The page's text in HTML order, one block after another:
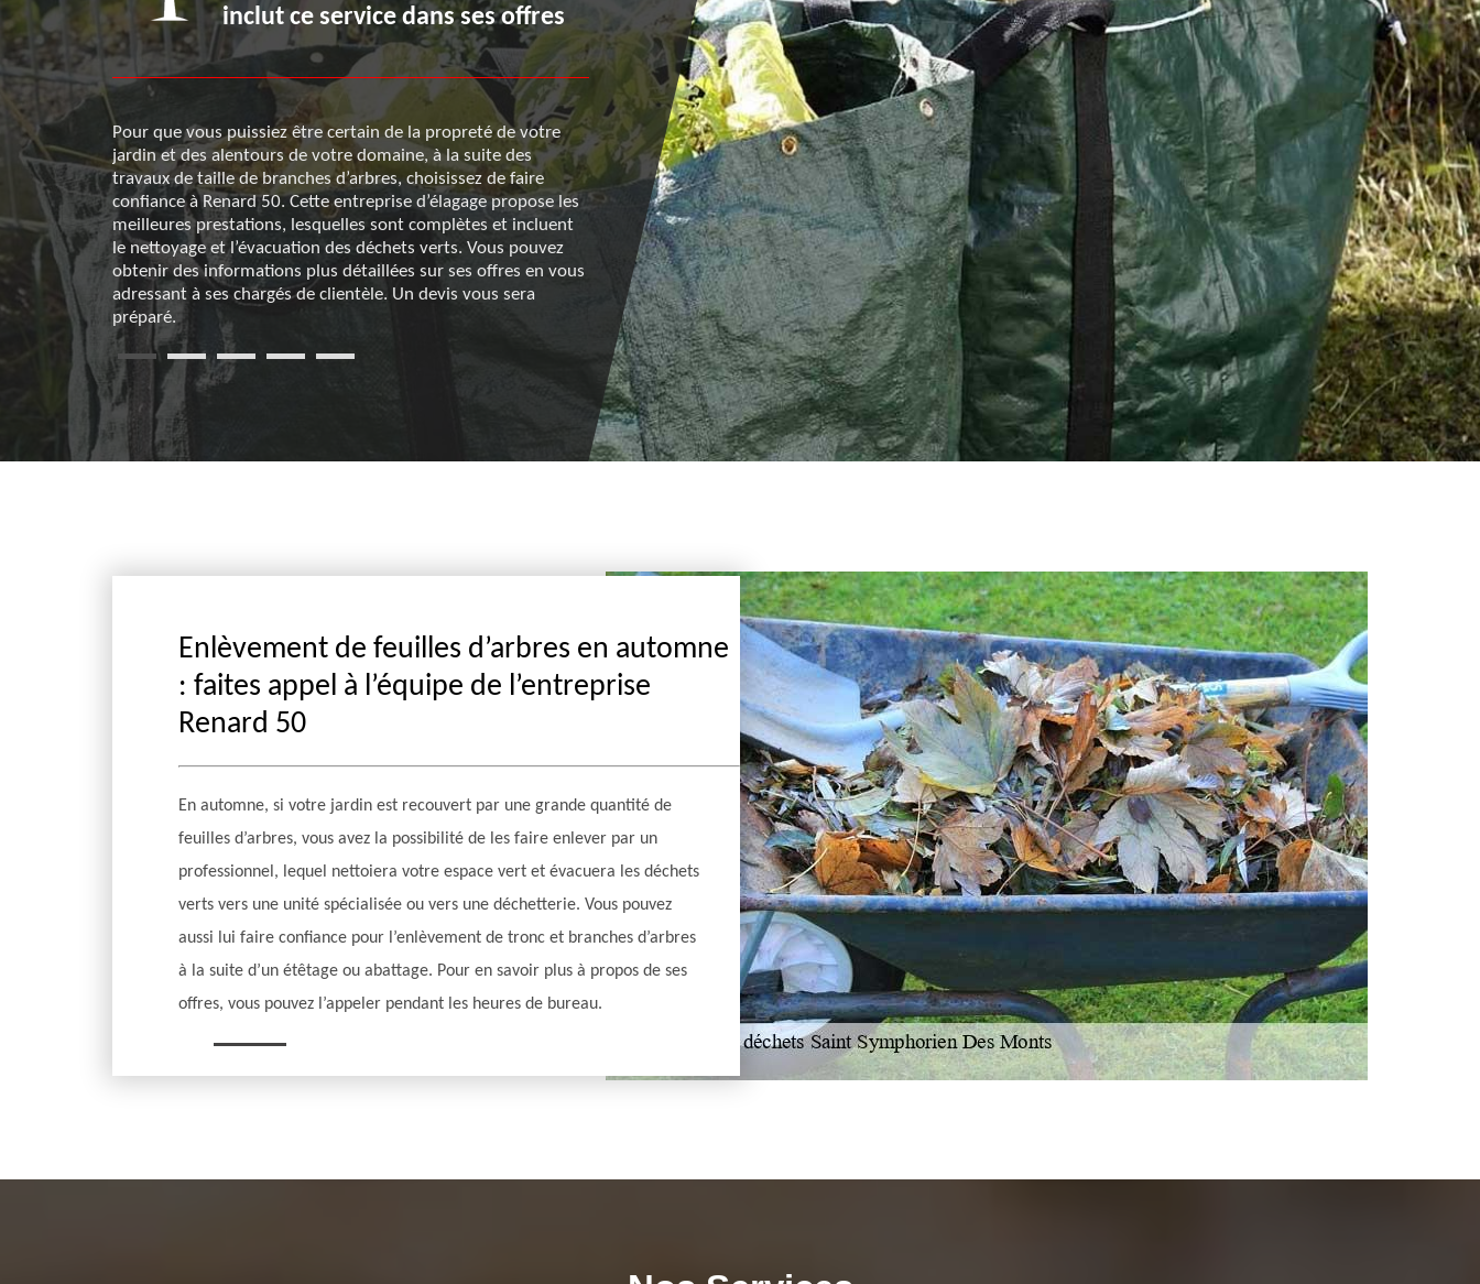
de
Des Monts,
devez
encore de
Son
vers
Ses prix
davantage,
inclut ce service dans ses offres
Pour que vous puissiez être certain de la propreté de votre
jardin et des alentours de votre domaine, à la suite des
travaux de taille de branches d’arbres, choisissez de faire
confiance à Renard 50. Cette entreprise d’élagage propose les
meilleures prestations, lesquelles sont complètes et incluent
le nettoyage et l’évacuation des déchets verts. Vous pouvez
obtenir des informations plus détaillées sur ses offres en vous
adressant à ses chargés de clientèle. Un devis vous sera
préparé.
Saint Symphorien Des Monts
Renard 50 est une entreprise qui a choisi de faire de
l’évacuation de déchets verts à Saint Symphorien Des Monts le
cœur de ses activités. Depuis des années, elle accompagne les
particuliers et les collectivités publiques pour assurer la
propreté de leurs jardins après l’entretien de ceux-ci. Un travail
sérieux et d’une grande qualité vous est garanti et vous
profiterez aussi de conditions tarifaires qui sont alléchantes. Si
vous avez besoin d’informations plus détaillées, vous pouvez
l’appeler pendant les heures de bureau.
choix qui s’offrent à vous
Lorsque vous entretenez un espace vert à Saint
Des Monts ou dans ses environs, il y a toujours des
que vous aurez à évacuer. Plusieurs choix vous sont
comme la déchetterie, le compostage ou encore le
une entreprise spécialisée. Renard 50 est la référence
domaine, car elle vous facilite la vie et ses services
dans l’ensemble des prestations qui sont assurées
équipe lors de la taille de vos haies et branches
Enlèvement de feuilles d’arbres en automne
: faites appel à l’équipe de l’entreprise
Renard 50
En automne, si votre jardin est recouvert par une grande quantité de
feuilles d’arbres, vous avez la possibilité de les faire enlever par un
professionnel, lequel nettoiera votre espace vert et évacuera les déchets
verts vers une unité spécialisée ou vers une déchetterie. Vous pouvez
aussi lui faire confiance pour l’enlèvement de tronc et branches d’arbres
à la suite d’un étêtage ou abattage. Pour en savoir plus à propos de ses
offres, vous pouvez l’appeler pendant les heures de bureau.